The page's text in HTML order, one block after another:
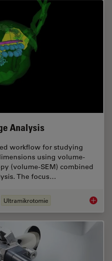
Analysis
workflow for studying
using volume-
(volume-SEM) combined
The focus…
Ultramikrotomie Volume